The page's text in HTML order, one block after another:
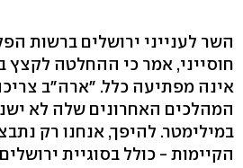
השר לענייני ירושלים ברשות
חוסייני, אמר כי ההחלטה לקצץ
אינה מפתיעה כלל. "ארה"ב
המהלכים האחרונים שלה לא
במילימטר. להיפך, אנחנו רק
הקיימות - כולל בסוגיית